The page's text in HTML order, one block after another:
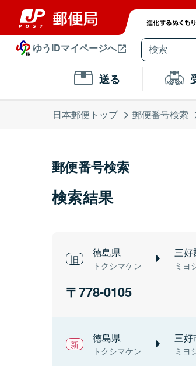
ゆうIDマイページへ
送る
日本郵便トップ 郵便番号検索
郵便番号検索
検索結果
徳島県
トクシマケン
三好
ミヨ
778-0105
徳島県
トクシマケン
三好
ミヨ